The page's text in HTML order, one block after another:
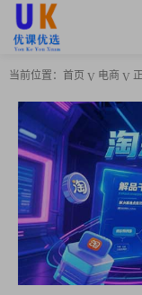
当前位置： 首页 电商